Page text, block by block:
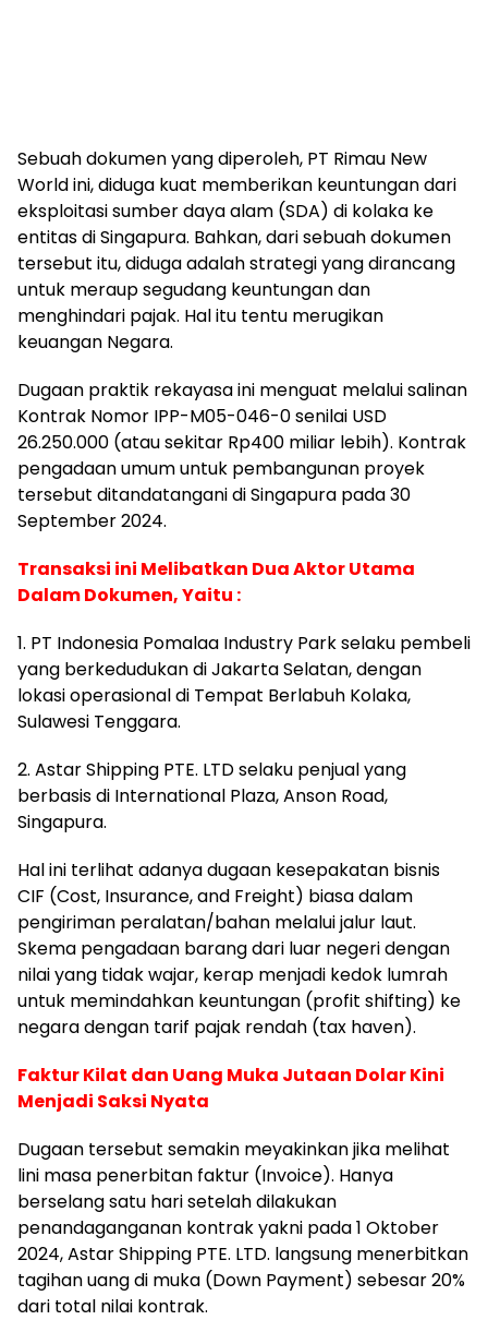
Sebuah dokumen yang diperoleh, PT Rimau New
World ini, diduga kuat memberikan keuntungan dari
eksploitasi sumber daya alam (SDA) di kolaka ke
entitas di Singapura. Bahkan, dari sebuah dokumen
tersebut itu, diduga adalah strategi yang dirancang
untuk meraup segudang keuntungan dan
menghindari pajak. Hal itu tentu merugikan
keuangan Negara.
Dugaan praktik rekayasa ini menguat melalui salinan
Kontrak Nomor IPP-M05-046-0 senilai USD
26.250.000 (atau sekitar Rp400 miliar lebih). Kontrak
pengadaan umum untuk pembangunan proyek
tersebut ditandatangani di Singapura pada 30
September 2024.
Transaksi ini Melibatkan Dua Aktor Utama
Dalam Dokumen, Yaitu :
1. PT Indonesia Pomalaa Industry Park selaku pembeli
yang berkedudukan di Jakarta Selatan, dengan
lokasi operasional di Tempat Berlabuh Kolaka,
Sulawesi Tenggara.
2. Astar Shipping PTE. LTD selaku penjual yang
berbasis di International Plaza, Anson Road,
Singapura.
Hal ini terlihat adanya dugaan kesepakatan bisnis
CIF (Cost, Insurance, and Freight) biasa dalam
pengiriman peralatan/bahan melalui jalur laut.
Skema pengadaan barang dari luar negeri dengan
nilai yang tidak wajar, kerap menjadi kedok lumrah
untuk memindahkan keuntungan (profit shifting) ke
negara dengan tarif pajak rendah (tax haven).
Faktur Kilat dan Uang Muka Jutaan Dolar Kini
Menjadi Saksi Nyata
Dugaan tersebut semakin meyakinkan jika melihat
lini masa penerbitan faktur (Invoice). Hanya
berselang satu hari setelah dilakukan
penandaganganan kontrak yakni pada 1 Oktober
2024, Astar Shipping PTE. LTD. langsung menerbitkan
tagihan uang di muka (Down Payment) sebesar 20%
dari total nilai kontrak.